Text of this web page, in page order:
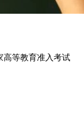
等教育准入考试